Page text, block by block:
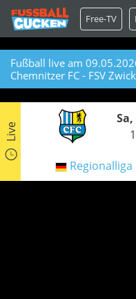
Free-TV
Fußball live am
Chemnitzer FC - FSV
Live